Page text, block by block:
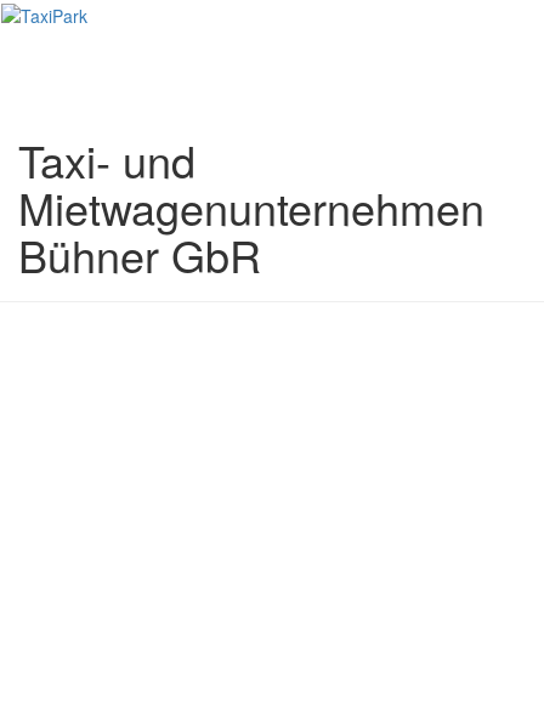
Taxi- und
Mietwagenunternehmen
Bühner GbR